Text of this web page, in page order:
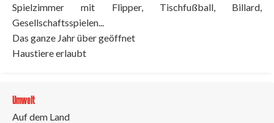
Spielzimmer mit Flipper, Tischfußball, Billard,
Gesellschaftsspielen...
Das ganze Jahr über geöffnet
Haustiere erlaubt
Umwelt
Auf dem Land